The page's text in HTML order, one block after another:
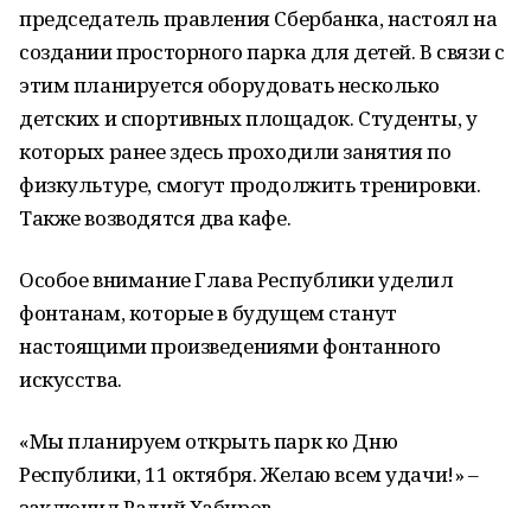
председатель правления Сбербанка, настоял на
создании просторного парка для детей. В связи с
этим планируется оборудовать несколько
детских и спортивных площадок. Студенты, у
которых ранее здесь проходили занятия по
физкультуре, смогут продолжить тренировки.
Также возводятся два кафе.
Особое внимание Глава Республики уделил
фонтанам, которые в будущем станут
настоящими произведениями фонтанного
искусства.
«Мы планируем открыть парк ко Дню
Республики, 11 октября. Желаю всем удачи!» –